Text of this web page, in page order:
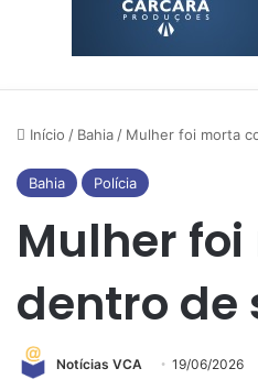
Início / Bahia / Mulher foi morta
Bahia Polícia
Mulher
dentro de
Notícias VCA 19/06/2026